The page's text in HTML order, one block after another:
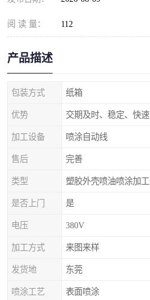
阅 读 量： 112
产品描述
包装方式 纸箱
优势 交期及时、稳定、快速
加工设备 喷涂自动线
售后 完善
类型 塑胶外壳喷油喷涂加工
是否上门 是
电压 380V
加工方式 来图来样
发货地 东莞
喷涂工艺 表面喷涂